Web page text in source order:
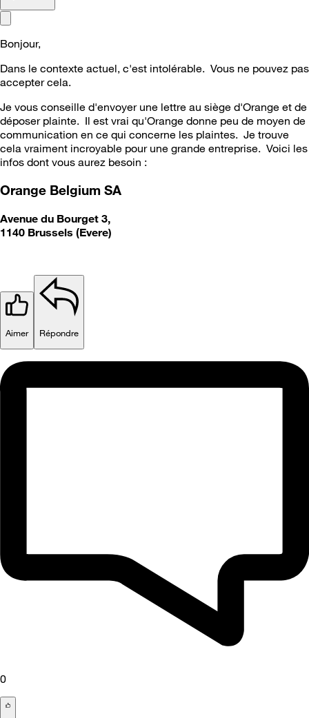
Bonjour,
Dans le contexte actuel, c'est intolérable. Vous ne pouvez pas
accepter cela.
Je vous conseille d'envoyer une lettre au siège d'Orange et de
déposer plainte. Il est vrai qu'Orange donne peu de moyen de
communication en ce qui concerne les plaintes. Je trouve
cela vraiment incroyable pour une grande entreprise. Voici les
infos dont vous aurez besoin :
Orange Belgium SA
Avenue du Bourget 3,
1140 Brussels (Evere)
Aimer Répondre
0